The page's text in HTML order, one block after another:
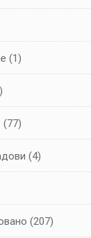
(1)
(77)
(4)
(207)